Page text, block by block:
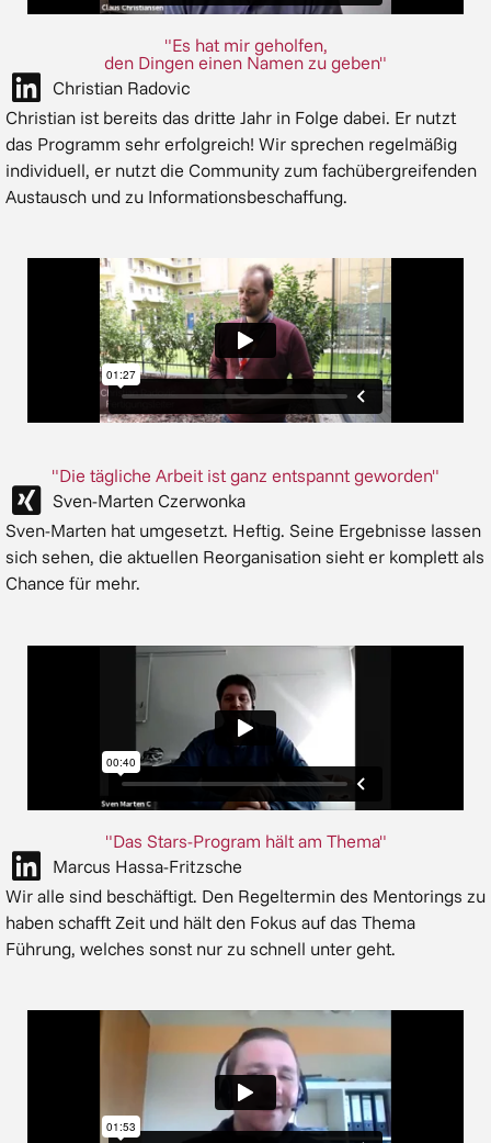
"Es hat mir geholfen,
den Dingen einen Namen zu geben"
Christian Radovic
Christian ist bereits das dritte Jahr in Folge dabei. Er nutzt
das Programm sehr erfolgreich! Wir sprechen regelmäßig
individuell, er nutzt die Community zum fachübergreifenden
Austausch und zu Informationsbeschaffung.
"Die tägliche Arbeit ist ganz entspannt geworden"
Sven-Marten Czerwonka
Sven-Marten hat umgesetzt. Heftig. Seine Ergebnisse lassen
sich sehen, die aktuellen Reorganisation sieht er komplett als
Chance für mehr.
"Das Stars-Program hält am Thema"
Marcus Hassa-Fritzsche
Wir alle sind beschäftigt. Den Regeltermin des Mentorings zu
haben schafft Zeit und hält den Fokus auf das Thema
Führung, welches sonst nur zu schnell unter geht.